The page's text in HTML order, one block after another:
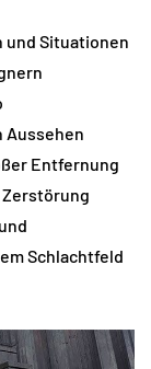
und Situationen
Aussehen
Entfernung
Zerstörung
Schlachtfeld